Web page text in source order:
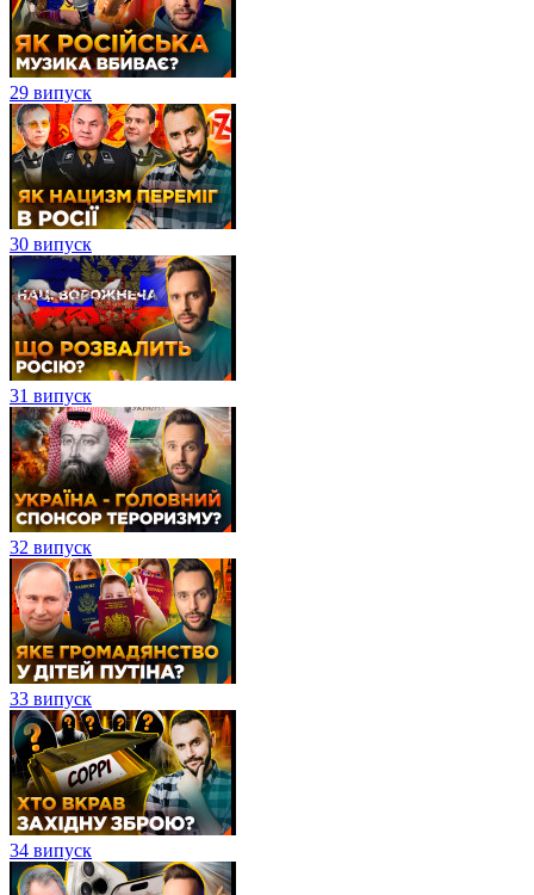
29 випуск
30 випуск
31 випуск
32 випуск
33 випуск
34 випуск